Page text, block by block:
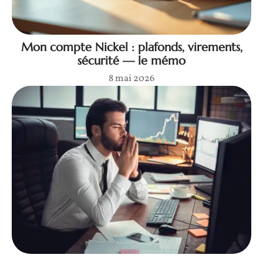
Mon compte Nickel : plafonds, virements,
sécurité — le mémo
8 mai 2026